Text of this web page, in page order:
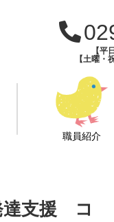
【平
【土曜・
職員紹介
達支援 コ